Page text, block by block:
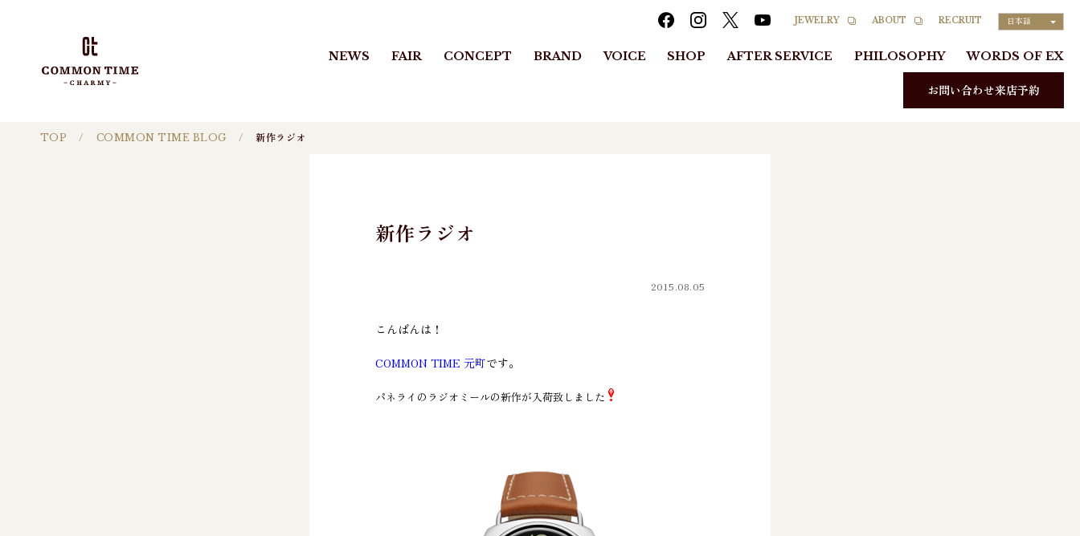
JEWELRY ABOUT RECRUIT 日本語
NEWS FAIR CONCEPT BRAND VOICE SHOP AFTER SERVICE PHILOSOPHY WORDS OF EX
お問い合わせ来店予約
TOP COMMON TIME BLOG 新作ラジオ
新作ラジオ
2015.08.05
こんばんは！
COMMON TIME 元町です。
パネライのラジオミールの新作が入荷致しました